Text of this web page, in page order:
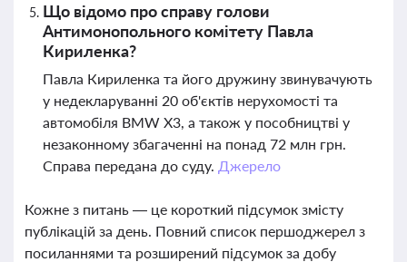
Що відомо про справу голови
Антимонопольного комітету Павла
Кириленка?
Павла Кириленка та його дружину звинувачують
у недекларуванні 20 об'єктів нерухомості та
автомобіля BMW X3, а також у пособництві у
незаконному збагаченні на понад 72 млн грн.
Справа передана до суду. Джерело
Кожне з питань — це короткий підсумок змісту
публікацій за день. Повний список першоджерел з
посиланнями та розширений підсумок за добу